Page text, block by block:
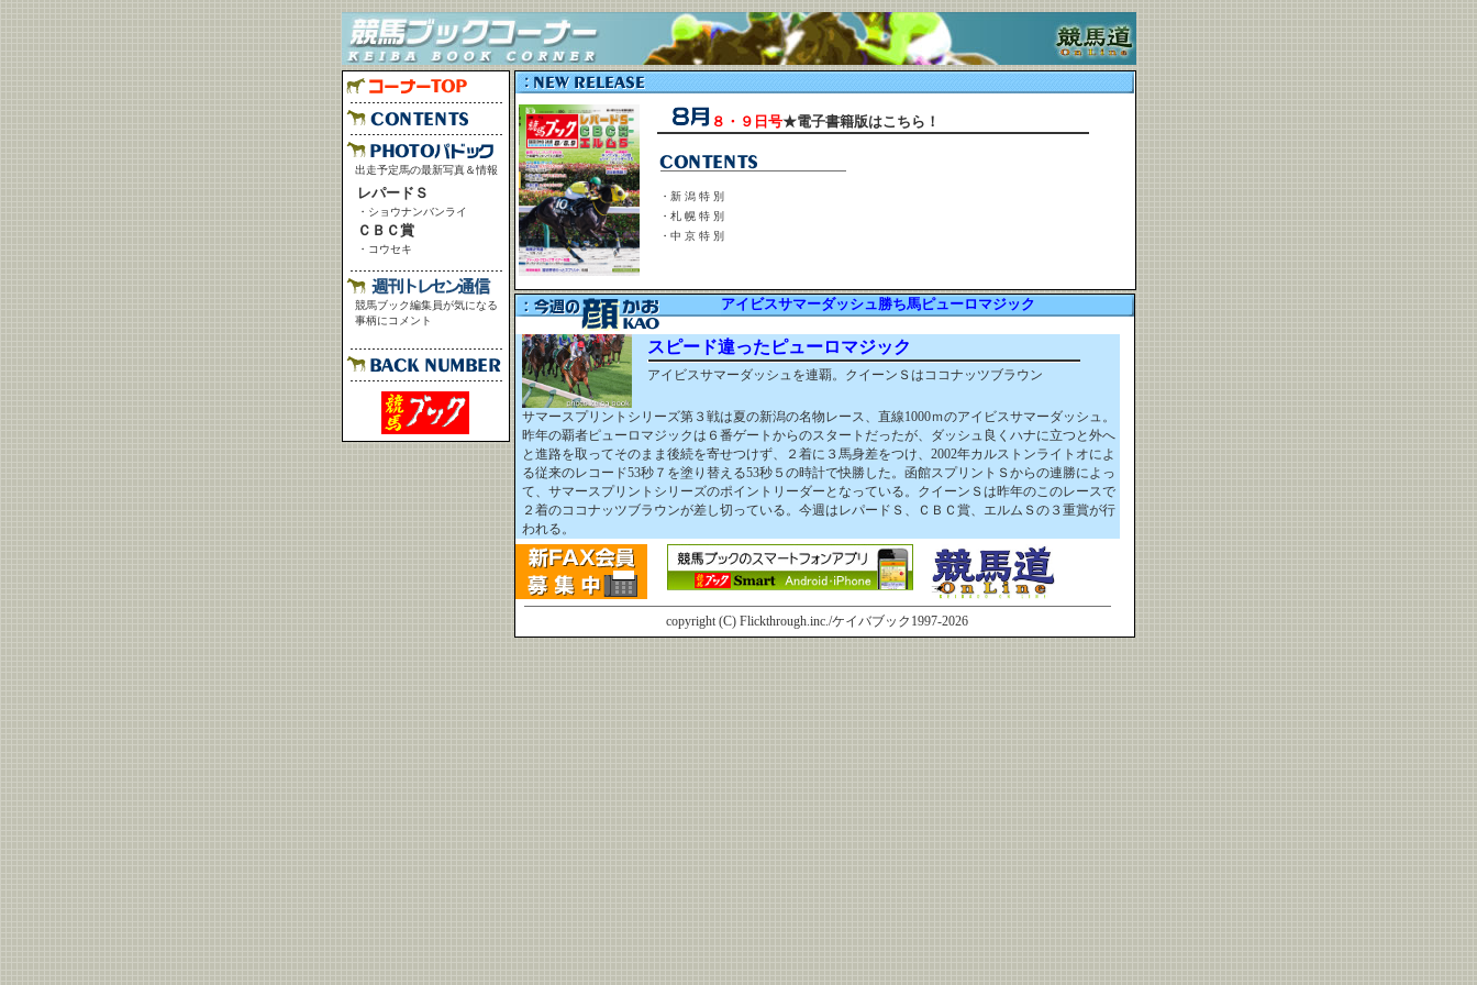
出走予定馬の最新写真＆情報
レパードＳ
・ ショウナンバンライ
ＣＢＣ賞
・ コウセキ
競馬ブック編集員が気になる
事柄にコメント
８・９日号★電子書籍版はこちら！
・新 潟 特 別
・札 幌 特 別
・中 京 特 別
アイビスサマーダッシュ勝ち馬ピューロマジック
スピード違ったピューロマジック
アイビスサマーダッシュを連覇。クイーンＳはココナッツブラウン
サマースプリントシリーズ第３戦は夏の新潟の名物レース、直線1000ｍのアイビスサマーダッシュ。
昨年の覇者ピューロマジックは６番ゲートからのスタートだったが、ダッシュ良くハナに立つと外へ
と進路を取ってそのまま後続を寄せつけず、２着に３馬身差をつけ、2002年カルストンライトオによ
る従来のレコード53秒７を塗り替える53秒５の時計で快勝した。函館スプリントＳからの連勝によっ
て、サマースプリントシリーズのポイントリーダーとなっている。クイーンＳは昨年のこのレースで
２着のココナッツブラウンが差し切っている。今週はレパードＳ、ＣＢＣ賞、エルムＳの３重賞が行
われる。
copyright (C) Flickthrough.inc./ケイバブック1997-2026